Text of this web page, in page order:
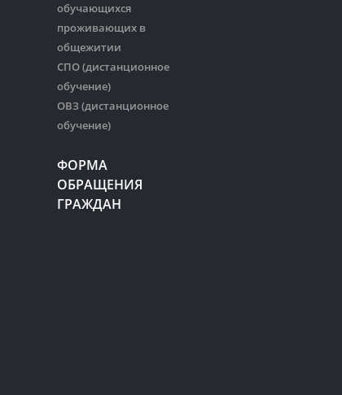
обучающихся
проживающих в
общежитии
СПО (дистанционное
обучение)
ОВЗ (дистанционное
обучение)
ФОРМА
ОБРАЩЕНИЯ
ГРАЖДАН